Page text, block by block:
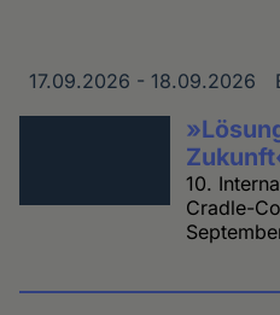
Datum
17.09.2026 - 18.09.2026
Ort
10.
Cradle-